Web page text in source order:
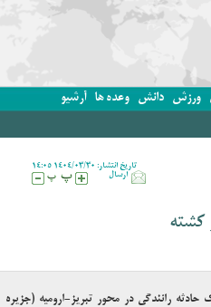
ورزش دانش وعده ها آرشیو
تاریخ انتشار: 1404/03/30 14:05
ارسال
کشته
رانندگی در محور تبریز-ارومیه (جزیره